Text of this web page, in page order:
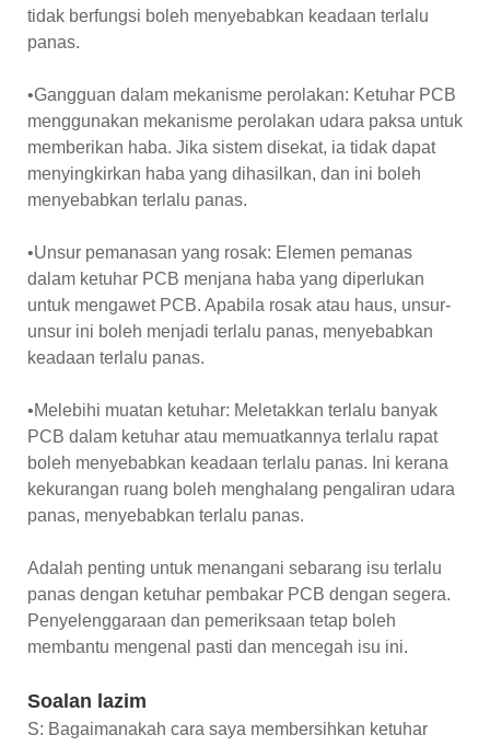
tidak berfungsi boleh menyebabkan keadaan terlalu
panas.
•Gangguan dalam mekanisme perolakan: Ketuhar PCB
menggunakan mekanisme perolakan udara paksa untuk
memberikan haba. Jika sistem disekat, ia tidak dapat
menyingkirkan haba yang dihasilkan, dan ini boleh
menyebabkan terlalu panas.
•Unsur pemanasan yang rosak: Elemen pemanas
dalam ketuhar PCB menjana haba yang diperlukan
untuk mengawet PCB. Apabila rosak atau haus, unsur-
unsur ini boleh menjadi terlalu panas, menyebabkan
keadaan terlalu panas.
•Melebihi muatan ketuhar: Meletakkan terlalu banyak
PCB dalam ketuhar atau memuatkannya terlalu rapat
boleh menyebabkan keadaan terlalu panas. Ini kerana
kekurangan ruang boleh menghalang pengaliran udara
panas, menyebabkan terlalu panas.
Adalah penting untuk menangani sebarang isu terlalu
panas dengan ketuhar pembakar PCB dengan segera.
Penyelenggaraan dan pemeriksaan tetap boleh
membantu mengenal pasti dan mencegah isu ini.
Soalan lazim
S: Bagaimanakah cara saya membersihkan ketuhar